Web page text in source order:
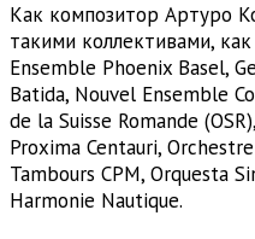
Как композитор Артуро
такими коллективами,
Ensemble Phoenix Basel,
Batida, Nouvel Ensemble
de la Suisse Romande
Proxima Centauri,
Tambours CPM, Orquesta
Harmonie Nautique.